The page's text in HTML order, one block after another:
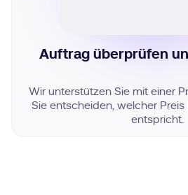
Auftrag überprüfen
Wir unterstützen Sie mit einer
Sie entscheiden, welcher
entspricht.